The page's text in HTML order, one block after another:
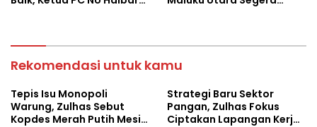
Rekomendasi untuk kamu
Tepis Isu Monopoli
Warung, Zulhas Sebut
Kopdes Merah Putih Mesin
Strategi Baru Sektor
Pangan, Zulhas Fokus
Ciptakan Lapangan Kerja